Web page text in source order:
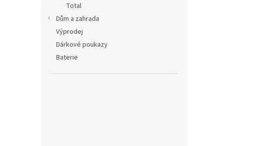
Total
Dům a zahrada
Výprodej
Dárkové poukazy
Baterie